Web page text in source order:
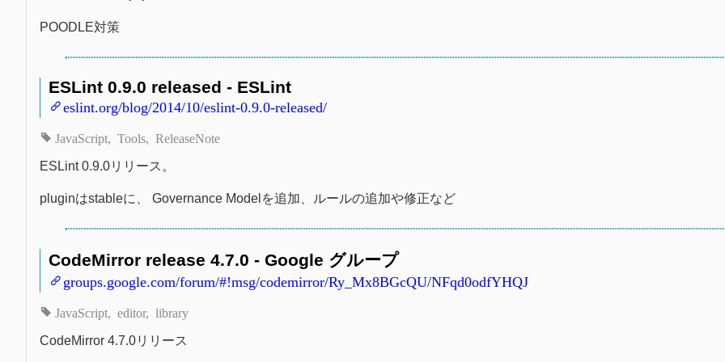
POODLE対策
ESLint 0.9.0 released - ESLint
eslint.org/blog/2014/10/eslint-0.9.0-released/
JavaScript Tools ReleaseNote
ESLint 0.9.0リリース。
pluginはstableに、 Governance Modelを追加、ルールの追加や修正など
CodeMirror release 4.7.0 - Google グループ
groups.google.com/forum/#!msg/codemirror/Ry_Mx8BGcQU/NFqd0odfYHQJ
JavaScript editor library
CodeMirror 4.7.0リリース